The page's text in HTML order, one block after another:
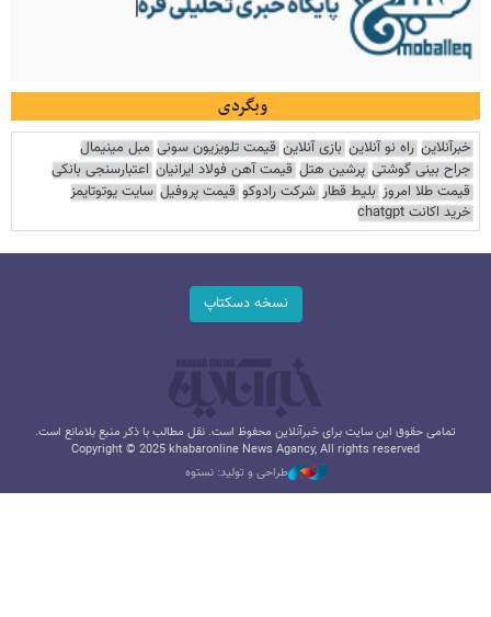
وبگردی
خبرآنلاین راه نو آنلاین بازی آنلاین قیمت تلویزیون سونی مبل مینیمال
جراح بینی گوشتی پرشین هتل قیمت آهن فولاد ایرانیان اعتبارسنجی بانکی
قیمت طلا امروز بلیط قطار شرکت رادوکو قیمت پروفیل سایت یوتوتایمز
خرید اکانت chatgpt
نسخه دسکتاپ
تمامی حقوق این سایت برای خبرآنلاین محفوظ است. نقل مطالب با ذکر منبع بلامانع است.
Copyright © 2025 khabaronline News Agancy, All rights reserved
طراحی و تولید: نستوه